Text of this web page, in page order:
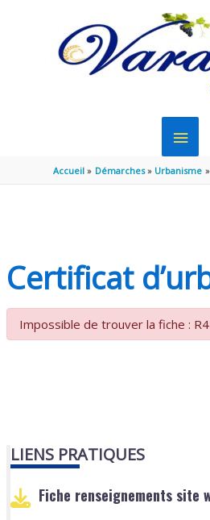
MENU
Accueil Démarches Urbanisme
Certificat
Impossible de trouver la fiche :
LIENS PRATIQUES
Fiche renseignements site